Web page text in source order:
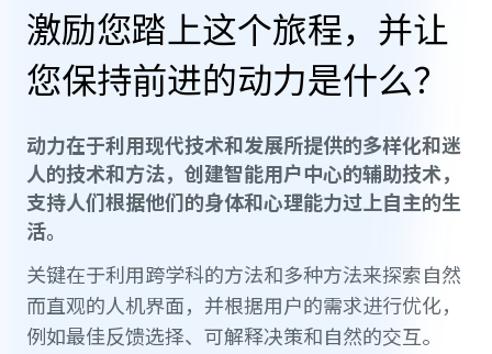
激励您踏上这个旅程，并让
您保持前进的动力是什么？
动力在于利用现代技术和发展所提供的多样化和迷
人的技术和方法，创建智能用户中心的辅助技术，
支持人们根据他们的身体和心理能力过上自主的生
活。
关键在于利用跨学科的方法和多种方法来探索自然
而直观的人机界面，并根据用户的需求进行优化，
例如最佳反馈选择、可解释决策和自然的交互。